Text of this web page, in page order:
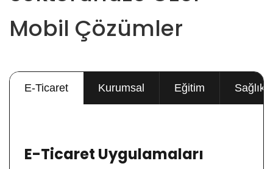
Mobil Çözümler
E-Ticaret Kurumsal Eğitim Sağlık
E-Ticaret Uygulamaları